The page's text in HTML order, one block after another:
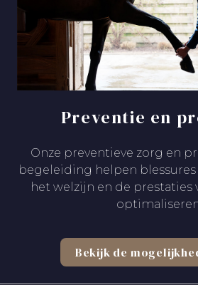
Preventie en
Onze preventieve zorg en
begeleiding helpen
het welzijn en de prestaties
Bekijk de